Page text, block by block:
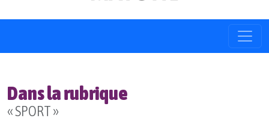
Dans la rubrique
« SPORT »